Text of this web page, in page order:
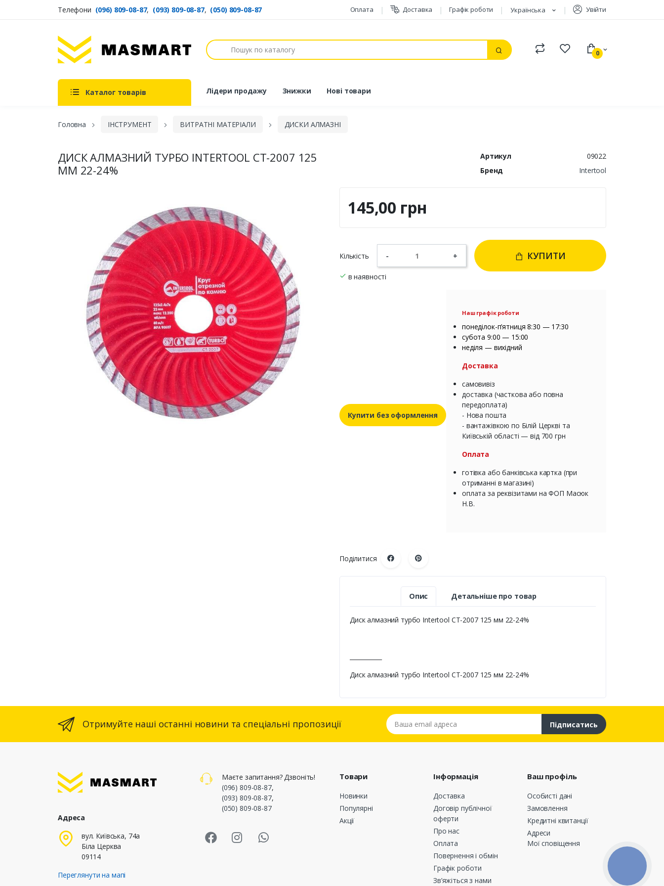
Телефони (096) 809-08-87, (093) 809-08-87, (050) 809-08-87 Оплата Доставка Графік роботи Українська Увійти
Masmart
Пошук
Пошук
Compare Watchlist
0
Каталог товарів Лідери продажу Знижки Нові товари
Головна ІНСТРУМЕНТ ВИТРАТНІ МАТЕРІАЛИ ДИСКИ АЛМАЗНІ
ДИСК АЛМАЗНИЙ ТУРБО INTERTOOL CT-2007 125
ММ 22-24%
Артикул
09022
Бренд
Intertool
145,00 грн
Кількість - + КУПИТИ
в наявності
Купити без оформлення
Наш графік роботи
понеділок-п’ятниця 8:30 — 17:30
субота 9:00 — 15:00
неділя — вихідний
Доставка
самовивіз
доставка (часткова або повна
передоплата)
- Нова пошта
- вантажівкою по Білій Церкві та
Київській області — від 700 грн
Оплата
готівка або банківська картка (при
отриманні в магазині)
оплата за реквізитами на ФОП Масюк
Н.В.
Поділитися
Опис Детальніше про товар
Диск алмазний турбо Intertool CT-2007 125 мм 22-24%
Диск алмазний турбо Intertool CT-2007 125 мм 22-24%
Отримуйте наші останні новини та спеціальні пропозиції Ваша email адреса
Підписатись
Адреса
вул. Київська, 74а
Біла Церква
09114
Переглянути на мапі
Маєте запитання? Дзвоніть!
(096) 809-08-87,
(093) 809-08-87,
(050) 809-08-87
Masmart Instagram
Masmart Whatsapp
Товари
Новинки
Популярні
Акції
Інформація
Доставка
Договір публічної
оферти
Про нас
Оплата
Повернення і обмін
Графік роботи
Зв’яжіться з нами
Ваш профіль
Особисті дані
Замовлення
Кредитні квитанції
Адреси
Мої сповіщення